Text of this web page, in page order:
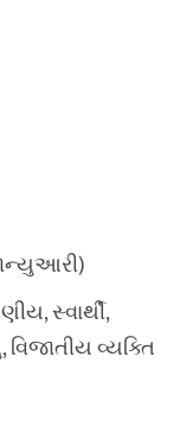
સ્વાર્થી,
વ્યક્તિ